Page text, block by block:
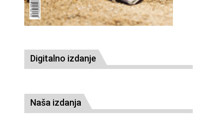
Digitalno izdanje
Naša izdanja